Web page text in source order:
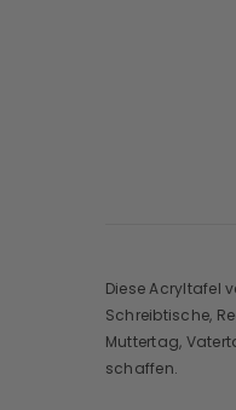
Diese Acryltafel
Schreibtische,
Muttertag,
schaffen.